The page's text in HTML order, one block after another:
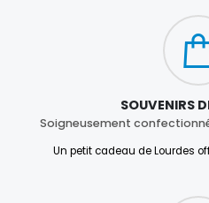
SOUVENIRS
Soigneusement
Un petit cadeau de Lourdes